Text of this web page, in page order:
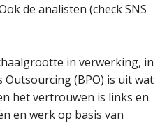
de analisten (check SNS
in verwerking, in
(BPO) is uit wat
het vertrouwen is links en
en werk op basis van